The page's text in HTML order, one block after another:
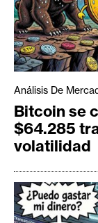
Análisis De
Bitcoin se
$64.285
volatilidad